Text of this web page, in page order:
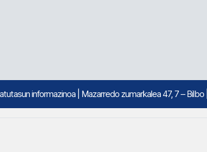
informazinoa | Mazarredo zumarkalea 47, 7 – Bilbo |